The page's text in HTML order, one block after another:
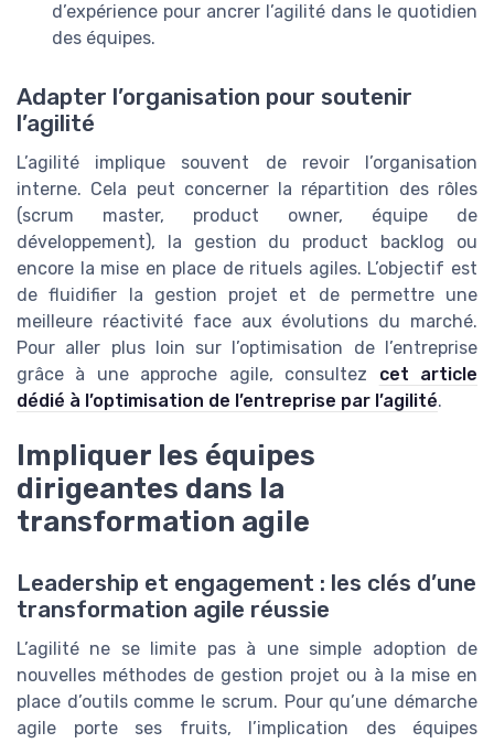
d’expérience pour ancrer l’agilité dans le quotidien
des équipes.
Adapter l’organisation pour soutenir
l’agilité
L’agilité implique souvent de revoir l’organisation
interne. Cela peut concerner la répartition des rôles
(scrum master, product owner, équipe de
développement), la gestion du product backlog ou
encore la mise en place de rituels agiles. L’objectif est
de fluidifier la gestion projet et de permettre une
meilleure réactivité face aux évolutions du marché.
Pour aller plus loin sur l’optimisation de l’entreprise
grâce à une approche agile, consultez cet article
dédié à l’optimisation de l’entreprise par l’agilité.
Impliquer les équipes
dirigeantes dans la
transformation agile
Leadership et engagement : les clés d’une
transformation agile réussie
L’agilité ne se limite pas à une simple adoption de
nouvelles méthodes de gestion projet ou à la mise en
place d’outils comme le scrum. Pour qu’une démarche
agile porte ses fruits, l’implication des équipes